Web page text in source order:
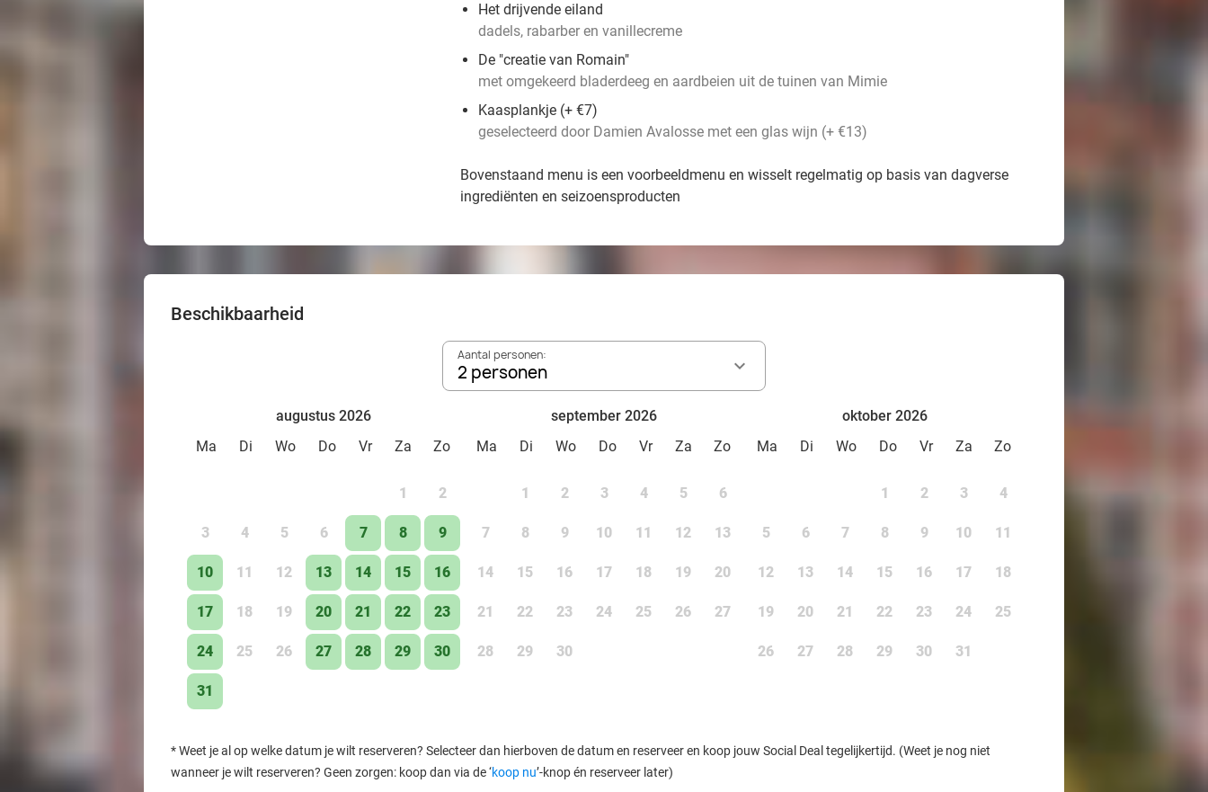
Het drijvende eiland
dadels, rabarber en vanillecreme
De "creatie van Romain"
met omgekeerd bladerdeeg en aardbeien uit de tuinen van Mimie
Kaasplankje (+ €7)
geselecteerd door Damien Avalosse met een glas wijn (+ €13)
Bovenstaand menu is een voorbeeldmenu en wisselt regelmatig op basis van dagverse
ingrediënten en seizoensproducten
Beschikbaarheid
Aantal personen:
2 personen
augustus 2026
Ma
Di Wo Do Vr Za Zo
1 2
3 4 5 6 7 8 9
10 11 12 13 14 15 16
17 18 19 20 21 22 23
24 25 26 27 28 29 30
31
september 2026
Ma
Di Wo Do Vr Za Zo
1 2 3 4 5 6
7 8 9 10 11 12 13
14 15 16 17 18 19 20
21 22 23 24 25 26 27
28 29 30
oktober 2026
Ma
Di Wo Do Vr Za Zo
1 2 3 4
5 6 7 8 9 10 11
12 13 14 15 16 17 18
19 20 21 22 23 24 25
26 27 28 29 30 31
*Weet je al op welke datum je wilt reserveren? Selecteer dan hierboven de datum en reserveer en koop jouw Social Deal tegelijkertijd. (Weet je nog niet
wanneer je wilt reserveren? Geen zorgen: koop dan via de ‘koop nu’-knop én reserveer later)